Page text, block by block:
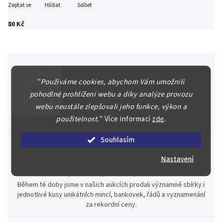
"Používáme cookies, abychom Vám umožnili
pohodlné prohlížení webu a díky analýze provozu
webu neustále zlepšovali jeho funkce, výkon a
použitelnost." Více informacízde.
Souhlasím
Nastavení
80 Kč
Zeptat se Hlídat Sdílet
Špičkové služby za nejlepší ceny
Náš kolektiv specialistů a znalců se Vám bude plně věnovat.
Posoudíme kvalitu a pravost Vašeho materiálu, prodáme v naší
aukci nebo Vám poradíme kam investovat.
Během té doby jsme v našich aukcích prodali významné sbírky i
jednotlivé kusy unikátních mincí, bankovek, řádů a vyznamenání
za rekordní ceny.